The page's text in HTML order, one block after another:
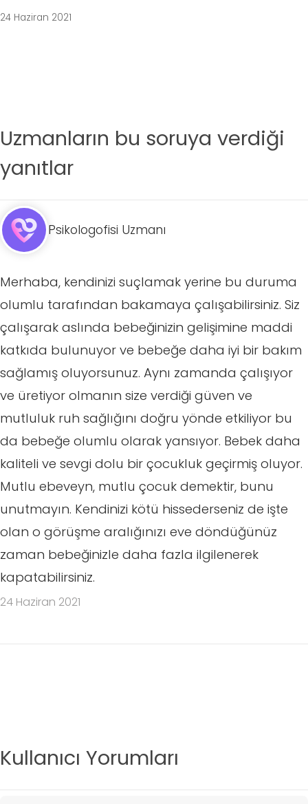
24 Haziran 2021
Uzmanların bu soruya verdiği
yanıtlar
Psikologofisi Uzmanı
Merhaba, kendinizi suçlamak yerine bu duruma
olumlu tarafından bakamaya çalışabilirsiniz. Siz
çalışarak aslında bebeğinizin gelişimine maddi
katkıda bulunuyor ve bebeğe daha iyi bir bakım
sağlamış oluyorsunuz. Aynı zamanda çalışıyor
ve üretiyor olmanın size verdiği güven ve
mutluluk ruh sağlığını doğru yönde etkiliyor bu
da bebeğe olumlu olarak yansıyor. Bebek daha
kaliteli ve sevgi dolu bir çocukluk geçirmiş oluyor.
Mutlu ebeveyn, mutlu çocuk demektir, bunu
unutmayın. Kendinizi kötü hissederseniz de işte
olan o görüşme aralığınızı eve döndüğünüz
zaman bebeğinizle daha fazla ilgilenerek
kapatabilirsiniz.
24 Haziran 2021
Kullanıcı Yorumları